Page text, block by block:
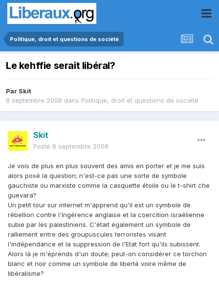
Politique, droit et questions de société
Le kehffie serait libéral?
Par Skit
8 septembre 2008 dans Politique, droit et questions de société
Skit
Posté 8 septembre 2008
Je vois de plus en plus souvent des amis en porter et je me suis
alors posé la question; n'est-ce pas une sorte de symbole
gauchiste ou marxiste comme la casquette étoile ou le t-shirt che
guevara?
Un petit tour sur internet m'apprend qu'il est un symbole de
rébellion contre l'ingérence anglaise et la coercition israélienne
subie par les palestiniens. C'était également un symbole de
ralliement entre des groupuscules terroristes visant
l'indépendance et la suppression de l'Etat fort qu'ils subissent.
Alors là je m'éprends d'un doute; peut-on considérer ce torchon
blanc et noir comme un symbole de liberté voire même de
libéralisme?